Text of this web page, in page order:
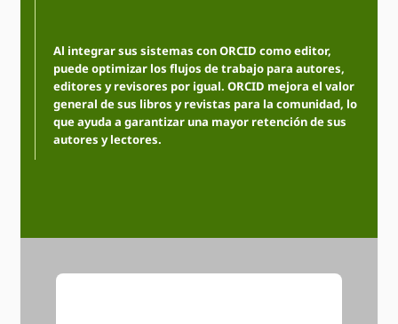
Al integrar sus sistemas con ORCID como editor,
puede optimizar los flujos de trabajo para autores,
editores y revisores por igual. ORCID mejora el valor
general de sus libros y revistas para la comunidad, lo
que ayuda a garantizar una mayor retención de sus
autores y lectores.